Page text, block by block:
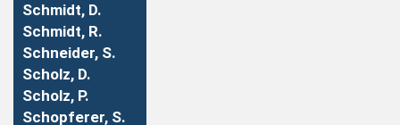
Schmidt, D.
Schmidt, R.
Schneider, S.
Scholz, D.
Scholz, P.
Schopferer, S.